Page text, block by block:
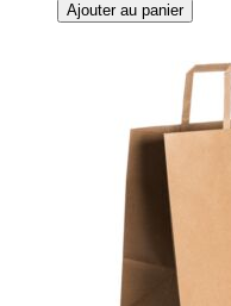
Ajouter au panier